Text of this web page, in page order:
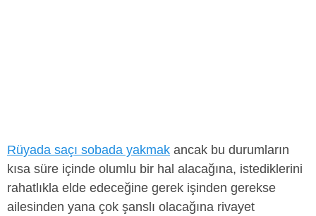
Rüyada saçı sobada yakmak ancak bu durumların
kısa süre içinde olumlu bir hal alacağına, istediklerini
rahatlıkla elde edeceğine gerek işinden gerekse
ailesinden yana çok şanslı olacağına rivayet